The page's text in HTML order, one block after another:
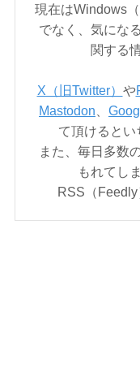
現在はWindows
でなく、気にな
関する
X（旧Twitter） や
Mastodon
て頂けるとい
また、毎日多数
もれてし
RSS（Feedly